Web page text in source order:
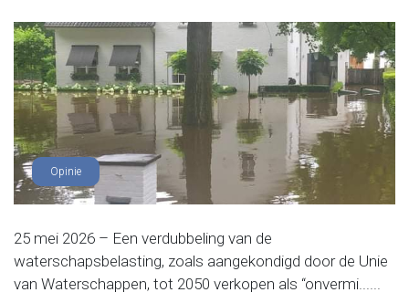
Opinie
25 mei 2026 – Een verdubbeling van de
waterschapsbelasting, zoals aangekondigd door de Unie
van Waterschappen, tot 2050 verkopen als “onvermi......